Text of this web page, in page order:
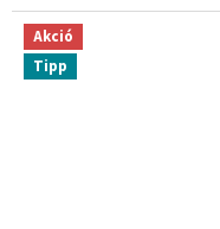
Akció
Tipp